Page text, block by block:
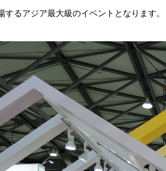
るアジア最大級のイベントとなります。